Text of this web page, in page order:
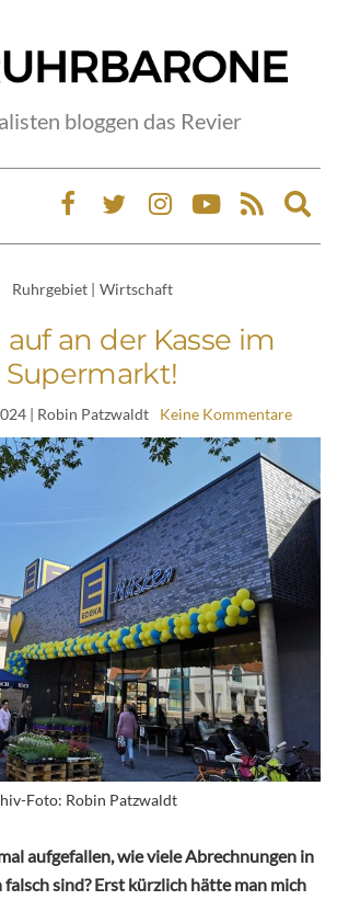
bloggen das Revier
Ruhrgebiet | Wirtschaft
an der Kasse im
Supermarkt!
| Robin Patzwaldt Keine Kommentare
Foto: Robin Patzwaldt
aufgefallen, wie viele Abrechnungen in
sind? Erst kürzlich hätte man mich